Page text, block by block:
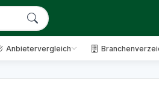
Anbietervergleich